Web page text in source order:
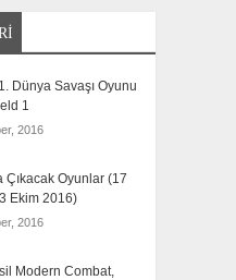
Dünya Savaşı Oyunu
1
2016
Çıkacak Oyunlar (17
Ekim 2016)
2016
Modern Combat,